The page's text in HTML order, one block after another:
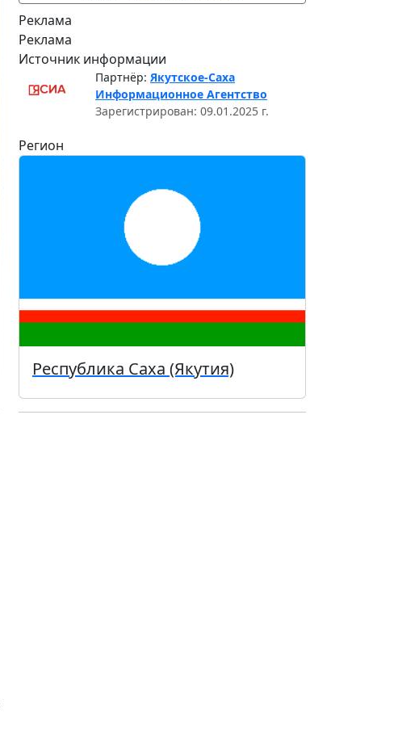
Реклама
Реклама
Источник информации
Партнёр: Якутское-Саха
Информационное Агентство
Зарегистрирован: 09.01.2025 г.
Регион
Республика Саха (Якутия)